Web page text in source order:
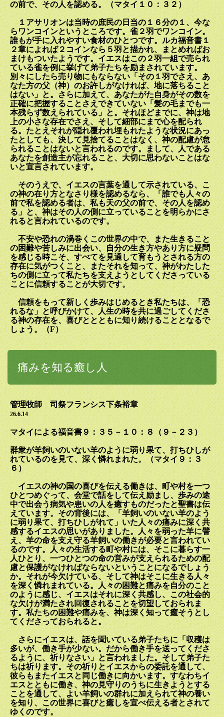
の前で、その人を認める。（マタイ１０：３２）
１アサリオンは当時の庶民の日当の１６分の１、今な
らワンコインというところです。雀２羽でワンコイン。
誰もが手に入れやすい食材のひとつです。ルカ福音書１
２章によれば２コインなら５羽と描かれ、まとめればお
まけもついたようです。イエスはこの２羽一組で売られ
ている雀を例に挙げて弟子たちを励まされています。
別々にしたら売り物にもならない「その１羽でさえ、あ
なた方の父（神）のお許しがなければ、地に落ちること
はない」と。さらに加えて、あなたがた自身がその数を
正確に把握することさえできていない「髪の毛までも一
本残らず数えられている」と。それほどまでに、神は地
上の小さな存在でさえ、そして細部にまで心を配られ
る。たとえそれが隠れ覆われ埋もれたような状況にあっ
たとしても、決して見捨てることはなく、神の配慮が怠
られることはないと言われるのです。まして、人である
あなたを創造主が忘れること、大切に思わないことはな
いと宣言されています。
そのうえで、イエスの言葉を通して示されている、こ
の神の在り方となさり様を認めるなら、「誰でも人々の
前で私を認める者は、私も天の父の前で、その人を認め
る」と、神はその人の側に立っていることを明らかにさ
れると言われているのです。
不安や恐れの渦巻くこの世界の中で、また生きること
の困難や苦しみに出会い、自分の生き方やあり方に疑問
を感じる時こそ、すべてを見通して育もうとされる方の
存在に気がつくこと、またそれを知って、神がわたした
ちの側に立って私たちを支えようとしてくださっている
ことに信頼することが大切です。
信頼をもって新しく歩みはじめるとき私たちは、「恐
れるな」と呼びかけて、人生の時を共に過ごしてくださ
る神の存在を、喜びととともに知り続けることとなるで
しょう。（F）
痛みを知る癒し人
管理牧師 司祭フランシス下条裕章
26.6.14
マタイによる福音書９：３５－１０：８（９－２３）
群衆が羊飼いのいない羊のように弱り果て、打ちひしが
れているのを見て、深く憐れまれた。（マタイ９：３
６）
イエスの神の国の喜びを伝える働きは、町や村を一つ
ひとつめぐって、会堂で話をして伝え励まし、歩みの途
中で出会う病気や患いの人を癒すものだったと聖書は伝
えています。その背後には、「羊飼いのいない羊のよう
に弱り果て、打ちひしがれて」いた人々の痛みに深く共
感するイエスの思いがありました。人々を弱った羊に譬
え、羊の命を支え守る羊飼いの働きが必要と言われてい
るのです。人々の生活する町や村には、そこに暮らす一
人ひとり、一つひとつの命の営みが支えられるための配
慮と保護がなければならないということになるでしょう
か。それが今欠けている、そして神はそこに生きる人々
を深く憐れまれている。人々の困難と痛みを自分のこと
のように感じ、イエスはそれに深く共感し、この社会的
な欠けが満たされ回復されることを切望しておられま
す。私たちの困難や痛みを、神は深く知って癒そうとし
てくださっておられると。
さらにイエスは、話を聞いている弟子たちに「収穫は
多いが、働き手が少ない。だから働き手を送ってくださ
るように、祈りなさい」と言われました。そして弟子た
ちは祈ります。その祈りとイエスからの委託を通して、
彼らもまたイエスと同じ働きに向かいます。すなわちイ
エスとともに働き、神の見守りのうちに生きようとする
ことを通して、よい羊飼いの群れに加えられて神の養い
を知り、この世界に喜びと癒しを宣べ伝える者とされて
ゆくのです。